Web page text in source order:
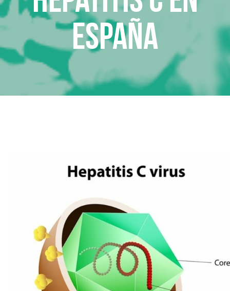
España